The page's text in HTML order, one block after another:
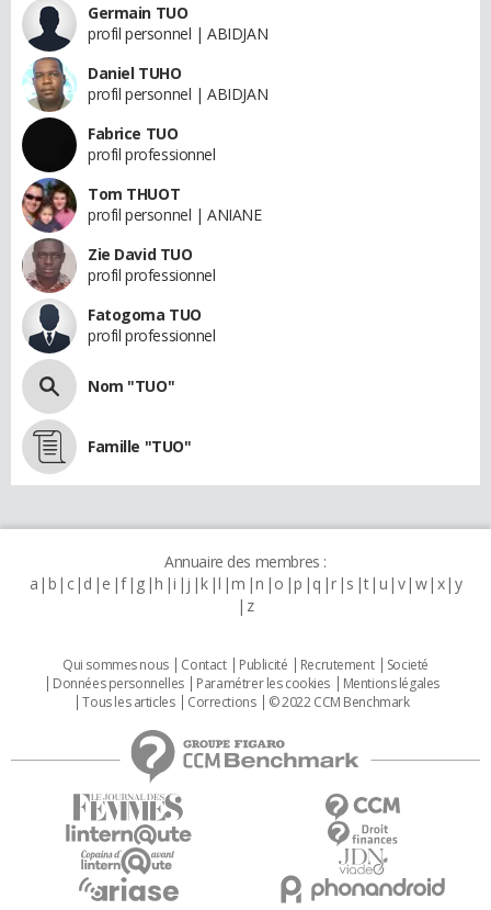
Germain TUO
profil personnel | ABIDJAN
Daniel TUHO
profil personnel | ABIDJAN
Fabrice TUO
profil professionnel
Tom THUOT
profil personnel | ANIANE
Zie David TUO
profil professionnel
Fatogoma TUO
profil professionnel
Nom "TUO"
Famille "TUO"
Annuaire des membres :
a b c d e f g h i j k l m n o p q r s t u v w x y
z
Qui sommes nous Contact Publicité Recrutement
Societé
Données personnelles
Paramétrer les cookies
Mentions légales
Tous les articles
Corrections © 2022 CCM Benchmark